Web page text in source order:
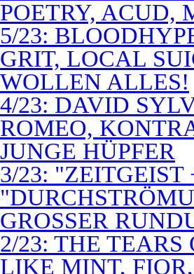
POETRY, ACUD,
5/23:
GRIT, LOCAL
WOLLEN ALLES!
4/23: DAVID
ROMEO,
JUNGE HÜPFER
3/23:
GROSSER
2/23: THE
LIKE MINT,